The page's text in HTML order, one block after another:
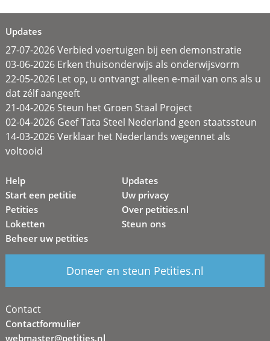
Updates
27-07-2026 Verbied voertuigen bij een demonstratie
03-06-2026 Erken thuisonderwijs als onderwijsvorm
22-05-2026 Let op, u ontvangt alleen e-mail van ons als u
dat zélf aangeeft
21-04-2026 Steun het Groen Staal Project
02-04-2026 Geef Tata Steel Nederland geen staatssteun
14-03-2026 Verklaar het Nederlands wegennet als
voltooid
Help
Start een petitie
Petities
Loketten
Beheer uw petities
Updates
Uw privacy
Over petities.nl
Steun ons
Doneer en steun Petities.nl
Contact
Contactformulier
webmaster@petities.nl